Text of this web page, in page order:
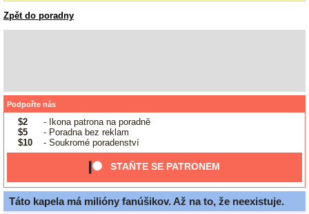
Zpět do poradny
Podpořte nás
$2
- Ikona patrona na poradně
$5
- Poradna bez reklam
$10
- Soukromé poradenství
STAŇTE SE PATRONEM
Táto kapela má milióny fanúšikov. Až na to, že neexistuje.